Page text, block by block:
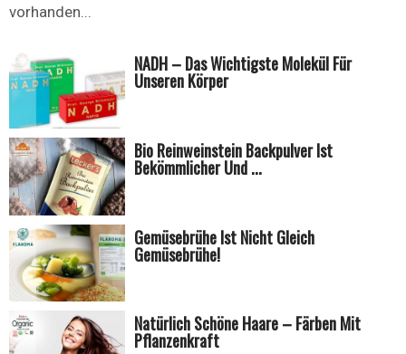
vorhanden...
NADH – Das Wichtigste Molekül Für
Unseren Körper
Bio Reinweinstein Backpulver Ist
Bekömmlicher Und ...
Gemüsebrühe Ist Nicht Gleich
Gemüsebrühe!
Natürlich Schöne Haare – Färben Mit
Pflanzenkraft